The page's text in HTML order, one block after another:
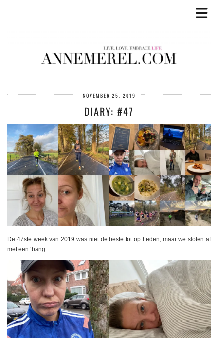
NOVEMBER 25, 2019
DIARY: #47
De 47ste week van 2019 was niet de beste tot op heden, maar we sloten af
met een ‘bang’.